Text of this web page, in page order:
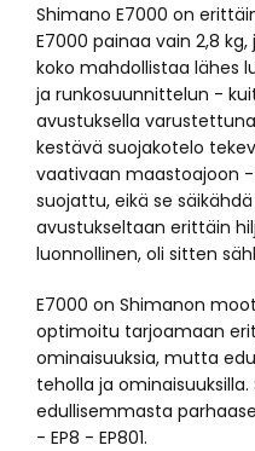
Shimano E7000 on
E7000 painaa vain 2,8
koko mahdollistaa lähes
ja runkosuunnittelun -
avustuksella
kestävä suojakotelo
vaativaan maastoajoon
suojattu, eikä se
avustukseltaan erittäin
luonnollinen, oli sitten
E7000 on Shimanon
optimoitu tarjoamaan
ominaisuuksia, mutta
teholla ja
edullisemmasta
- EP8 - EP801.